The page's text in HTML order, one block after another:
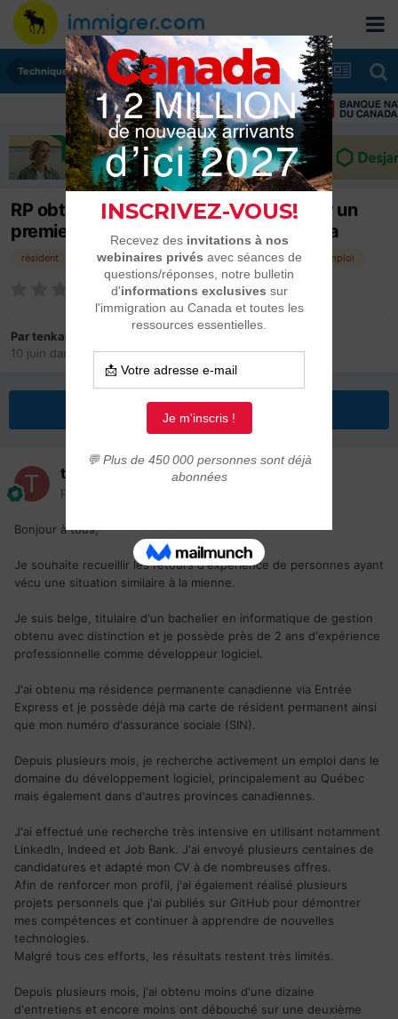
Techniques de recherche d'emploi
RP obtenue mais difficulté à décrocher un
premier emploi développeur au Canada
résident résident permanent job recherche emploi
Partenkai1088
10 juin dans Techniques de recherche d'emploi
Répondre à ce sujet
tenkai1088
Posté(e)
Bonjour à tous,
Je souhaite recueillir les retours d'expérience de personnes ayant
vécu une situation similaire à la mienne.
Je suis belge, titulaire d'un bachelier en informatique de gestion
obtenu avec distinction et je possède près de 2 ans d'expérience
professionnelle comme développeur logiciel.
J'ai obtenu ma résidence permanente canadienne via Entrée
Express et je possède déjà ma carte de résident permanent ainsi
que mon numéro d'assurance sociale (SIN).
Depuis plusieurs mois, je recherche activement un emploi dans le
domaine du développement logiciel, principalement au Québec
mais également dans d'autres provinces canadiennes.
J'ai effectué une recherche très intensive en utilisant notamment
LinkedIn, Indeed et Job Bank. J'ai envoyé plusieurs centaines de
candidatures et adapté mon CV à de nombreuses offres.
Afin de renforcer mon profil, j'ai également réalisé plusieurs
projets personnels que j'ai publiés sur GitHub pour démontrer
mes compétences et continuer à apprendre de nouvelles
technologies.
Malgré tous ces efforts, les résultats restent très limités.
Depuis plusieurs mois, j'ai obtenu moins d'une dizaine
d'entretiens et encore moins ont débouché sur une deuxième